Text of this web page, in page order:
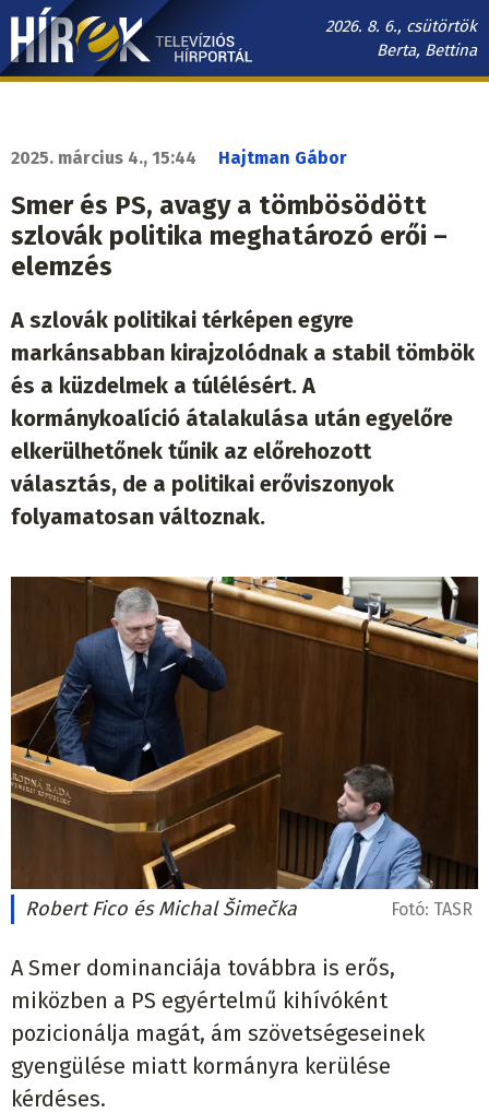
Ugrás
tartalomra
2026. 8. 6., csütörtök
Berta, Bettina
Hírek.sk
navigáció
2025. március 4., 15:44 Hajtman Gábor
Smer és PS, avagy a tömbösödött
szlovák politika meghatározó erői –
elemzés
A szlovák politikai térképen egyre
markánsabban kirajzolódnak a stabil tömbök
és a küzdelmek a túlélésért. A
kormánykoalíció átalakulása után egyelőre
elkerülhetőnek tűnik az előrehozott
választás, de a politikai erőviszonyok
folyamatosan változnak.
Robert Fico és Michal Šimečka Fotó: TASR
A Smer dominanciája továbbra is erős,
miközben a PS egyértelmű kihívóként
pozicionálja magát, ám szövetségeseinek
gyengülése miatt kormányra kerülése
kérdéses.